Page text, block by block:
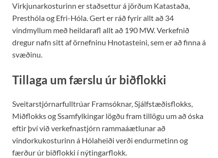
Virkjunarkosturinn er staðsettur á jörðum Katastaða,
Presthóla og Efri-Hóla. Gert er ráð fyrir allt að 34
vindmyllum með heildarafl allt að 190 MW. Verkefnið
dregur nafn sitt af örnefninu Hnotasteini, sem er að finna á
svæðinu.
Tillaga um færslu úr biðflokki
Sveitarstjórnarfulltrúar Framsóknar, Sjálfstæðisflokks,
Miðflokks og Ssamfylkingar lögðu fram tillögu um að óska
eftir því við verkefnastjórn rammaáætlunar að
vindorkukosturinn á Hólaheiði verði endurmetinn og
færður úr biðflokki í nýtingarflokk.